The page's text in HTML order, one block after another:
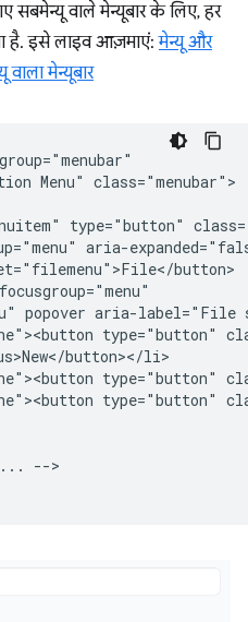
सबमेन्यू वाले मेन्यूबार के लिए, हर
है. इसे लाइव आज़माएं:मेन्यू और
मेन्यूबार
Menu" class="menubar">
type="button"
aria-
button>
popover aria-label="File
type="button"
button></li>
type="button"
type="button"
-->